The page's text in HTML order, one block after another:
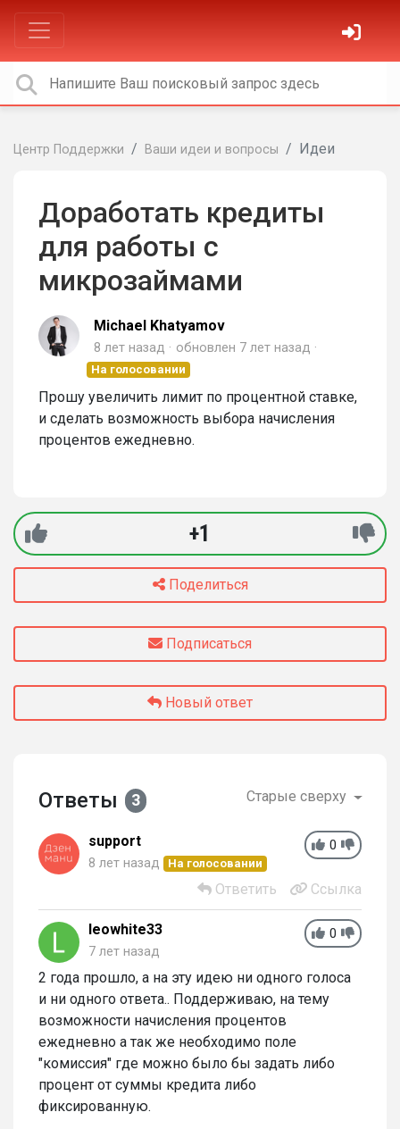
Центр Поддержки Ваши идеи и вопросы Идеи
Доработать кредиты
для работы с
микрозаймами
Michael Khatyamov
8 лет назад обновлен 7 лет назад
На голосовании
Прошу увеличить лимит по процентной ставке,
и сделать возможность выбора начисления
процентов ежедневно.
+1
Поделиться
Подписаться
Новый ответ
Ответы 3 Старые сверху
0
support
8 лет назад На голосовании
Ответить Ссылка
0
leowhite33
7 лет назад
2 года прошло, а на эту идею ни одного голоса
и ни одного ответа.. Поддерживаю, на тему
возможности начисления процентов
ежедневно а так же необходимо поле
"комиссия" где можно было бы задать либо
процент от суммы кредита либо
фиксированную.